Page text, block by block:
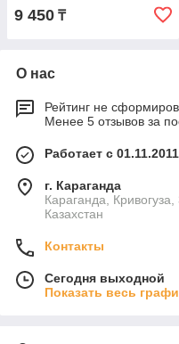
9 450 ₸
О нас
Рейтинг не
Менее 5 отзывов за
Работает с 01.11.2011
г. Караганда
Караганда,
Казахстан
Контакты
Сегодня выходной
Показать весь